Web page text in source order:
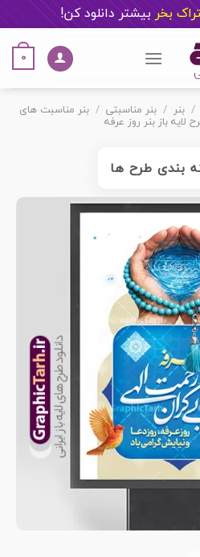
بیشتر دانلود کن!
0
/ بنر / بنر مناسبتی / بنر مناسبت های
لایه باز بنر روز عرفه
بندی طرح ها